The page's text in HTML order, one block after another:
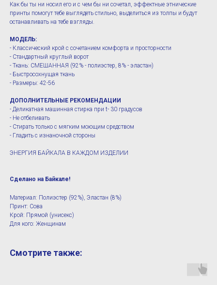
Как бы ты ни носил его и с чем бы ни сочетал, эффектные этнические
принты помогут тебе выглядеть стильно, выделиться из толпы и будут
останавливать на тебе взгляды.
МОДЕЛЬ:
- Классический крой с сочетанием комфорта и просторности
- Стандартный круглый ворот
- Ткань: СМЕШАННАЯ (92% - полиэстер, 8% - эластан)
- Быстросохнущая ткань
- Размеры: 42-56
ДОПОЛНИТЕЛЬНЫЕ РЕКОМЕНДАЦИИ
- Деликатная машинная стирка при t- 30 градусов
- Не отбеливать
- Стирать только с мягким моющим средством
- Гладить с изнаночной стороны
ЭНЕРГИЯ БАЙКАЛА В КАЖДОМ ИЗДЕЛИИ
Сделано на Байкале!
Материал: Полиэстер (92%), Эластан (8%)
Принт: Сова
Крой: Прямой (унисекс)
Для кого: Женщинам
Смотрите также: